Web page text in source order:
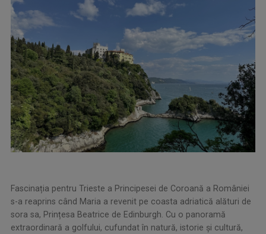
Fascinația pentru Trieste a Principesei de Coroană a României
s-a reaprins când Maria a revenit pe coasta adriatică alături de
sora sa, Prințesa Beatrice de Edinburgh. Cu o panoramă
extraordinară a golfului, cufundat în natură, istorie și cultură,